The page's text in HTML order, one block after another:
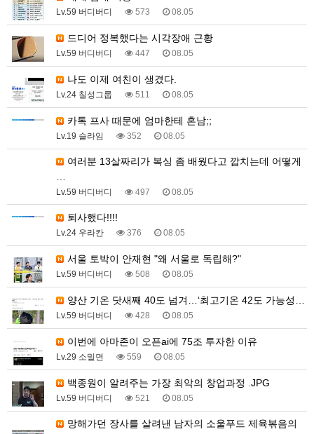
Lv.59 버디버디 573 08.05
드디어 정복했다는 시각장애 근황
Lv.59 버디버디 447 08.05
나도 이제 여친이 생겼다.
Lv.24 칠성그룹 511 08.05
카톡 프사 때문에 엄마한테 혼남;;
Lv.19 슬라임 352 08.05
Lv.59 버디버디 497 08.05
퇴사했다!!!!
Lv.24 우라칸 376 08.05
서울 토박이 안재현 "왜 서울로 독립해?"
Lv.59 버디버디 508 08.05
양산 기온 닷새째 40도 넘겨…‘최고기온 42도 가능성…
Lv.59 버디버디 428 08.05
이번에 아마존이 오픈ai에 75조 투자한 이유
Lv.29 소밀면 559 08.05
백종원이 알려주는 가장 최악의 창업과정 .JPG
Lv.59 버디버디 521 08.05